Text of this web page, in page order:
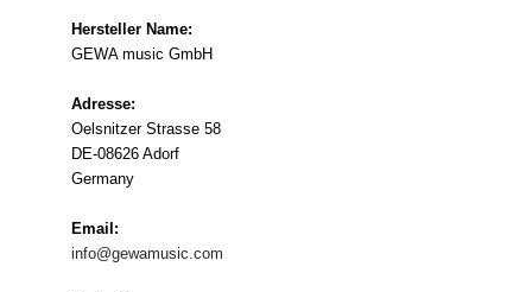
Hersteller Name:
GEWA music GmbH
Adresse:
Oelsnitzer Strasse 58
DE-08626 Adorf
Germany
Email:
info@gewamusic.com